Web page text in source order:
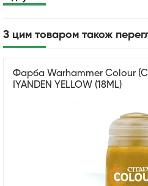
З цим товаром також
Фарба Warhammer Colour
IYANDEN YELLOW (18ML)